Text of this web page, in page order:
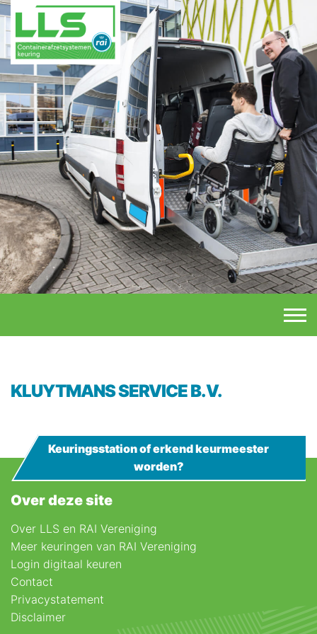
KLUYTMANS SERVICE B.V.
Over deze site
Over LLS en RAI Vereniging
Meer keuringen van RAI Vereniging
Login digitaal keuren
Contact
Privacystatement
Disclaimer
Keuringsstation of erkend keurmeester
worden?